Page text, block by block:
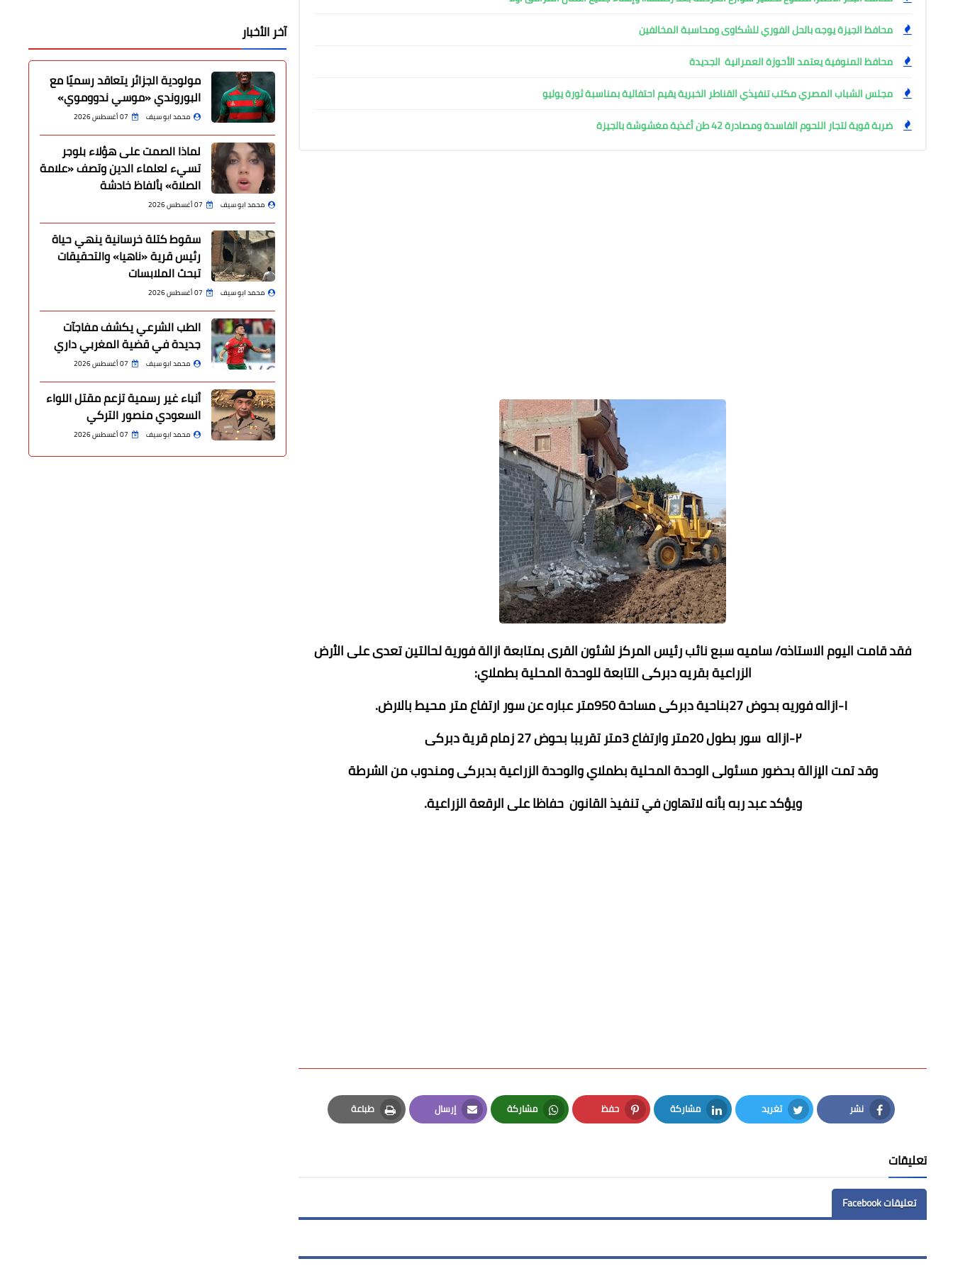
محافظ الجيزة يوجه بالحل الفوري للشكاوى ومحاسبة المخالفين
محافظ المنوفية يعتمد الأحوزة العمرانية الجديدة
مجلس الشباب المصري مكتب تنفيذي القناطر الخبرية يقيم احتفالية بمناسبة ثورة يوليو
ضربة قوية لتجار اللحوم الفاسدة ومصادرة 42 طن أغذية مغشوشة بالجيزة
فقد قامت اليوم الاستاذه/ ساميه سبع نائب رئيس المركز لشئون القرى بمتابعة ازالة فورية لحالتين تعدى على الأرض
الزراعية بقريه دبركى التابعة للوحدة المحلية بطملاي:
٢-ازاله سور بطول 20متر وارتفاع 3متر تقريبا بحوض 27 زمام قرية دبركى
وقد تمت الإزالة بحضور مسئولى الوحدة المحلية بطملاي والوحدة الزراعية بدبركى ومندوب من الشرطة
ويؤكد عبد ربه بأنه لاتهاون في تنفيذ القانون حفاظا على الرقعة الزراعية.
نشر
Facebook
تغريد
Twitter
مشاركة
LinkedIn
حفظ
Pinterest
مشاركة
Whatsapp
إرسال
Email
طباعة
Print
تعليقات
تعليقات Facebook
آخر الأخبار
مولودية الجزائر يتعاقد رسميًا مع
البوروندي «موسي ندووموي»
محمد ابو سيف 07 أغسطس 2026
لماذا الصمت على هؤلاء بلوجر
تسيء لعلماء الدين وتصف «علامة
الصلاة» بألفاظ خادشة
محمد ابو سيف 07 أغسطس 2026
سقوط كتلة خرسانية ينهي حياة
رئيس قرية «ناهيا» والتحقيقات
تبحث الملابسات
محمد ابو سيف 07 أغسطس 2026
الطب الشرعي يكشف مفاجآت
جديدة في قضية المغربي داري
محمد ابو سيف 07 أغسطس 2026
أنباء غير رسمية تزعم مقتل اللواء
السعودي منصور التركي
محمد ابو سيف 07 أغسطس 2026